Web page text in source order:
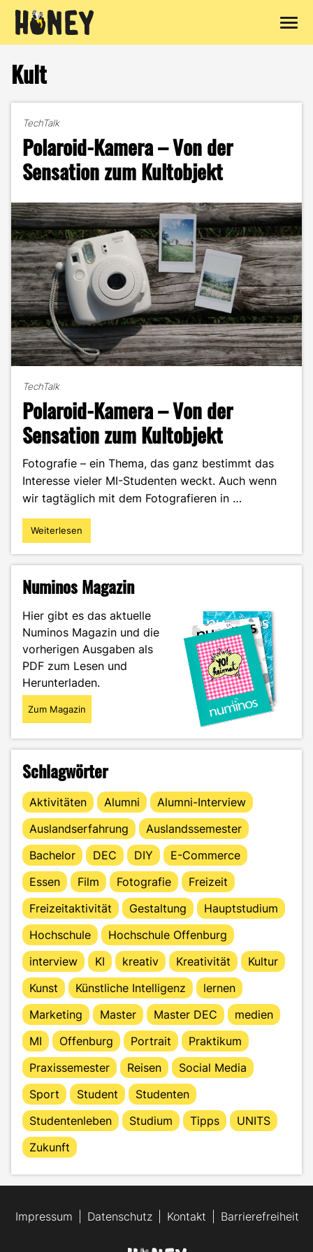
Inhalt
springen
Kult
TechTalk
Polaroid-Kamera – Von der
Sensation zum Kultobjekt
TechTalk
Polaroid-Kamera – Von der
Sensation zum Kultobjekt
Fotografie – ein Thema, das ganz bestimmt das
Interesse vieler MI-Studenten weckt. Auch wenn
wir tagtäglich mit dem Fotografieren in …
"Polaroid-
Kamera
der
zum
Kultobjekt"
Weiterlesen
Numinos Magazin
Hier gibt es das aktuelle
Numinos Magazin und die
vorherigen Ausgaben als
PDF zum Lesen und
Herunterladen.
Zum Magazin
Schlagwörter
Aktivitäten Alumni
Alumni-Interview
Auslandserfahrung
Auslandssemester
Bachelor
DEC DIY
E-Commerce
Essen
Film Fotografie
Freizeit
Freizeitaktivität
Gestaltung
Hauptstudium
Hochschule
Hochschule Offenburg
interview
KI kreativ Kreativität
Kultur
Kunst
Künstliche Intelligenz
lernen
Marketing
Master Master DEC
medien
MI
Offenburg Portrait
Praktikum
Praxissemester
Reisen
Social Media
Sport
Student
Studenten
Studentenleben
Studium Tipps
UNITS
Zukunft
Impressum Datenschutz Kontakt Barrierefreiheit